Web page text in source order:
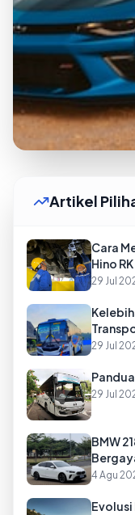
Artikel
Cara
Hino RK
29 Jul
29 Jul
29 Jul
BMW
4 Agu